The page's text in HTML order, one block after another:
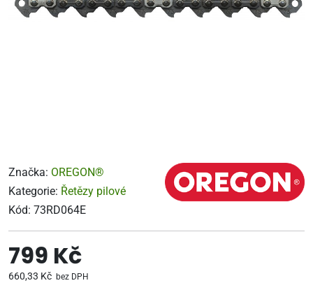
Značka: OREGON®
Kategorie: Řetězy pilové
Kód: 73RD064E
799 Kč
660,33 Kč bez DPH